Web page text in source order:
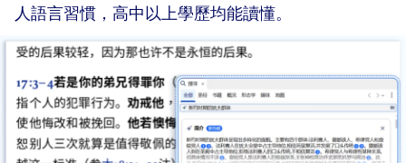
人語言習慣，高中以上學歷均能讀懂。